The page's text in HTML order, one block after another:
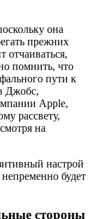
она
прежних
отчаиваться,
помнить, что
пути к
Джобс,
Apple,
рассвету,
на
настрой
будет
стороны